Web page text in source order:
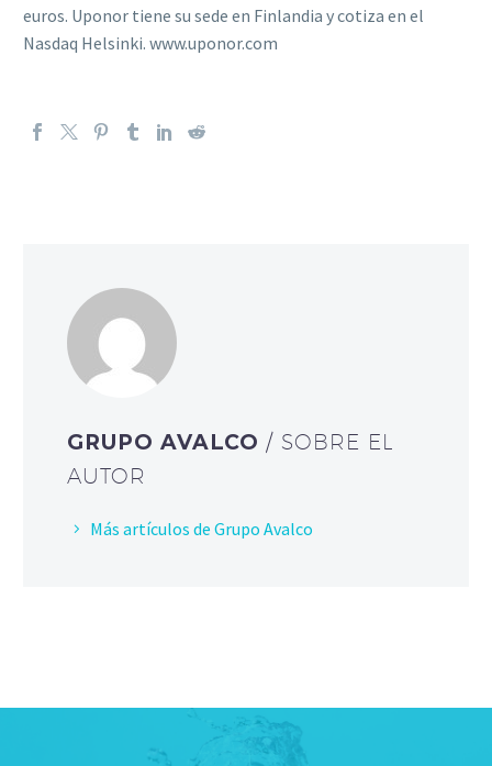
euros. Uponor tiene su sede en Finlandia y cotiza en el
Nasdaq Helsinki. www.uponor.com
GRUPO AVALCO/ SOBRE EL
AUTOR
Más artículos de Grupo Avalco